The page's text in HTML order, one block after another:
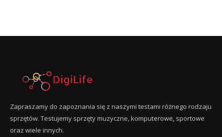
Zapraszamy do zapoznania się z naszymi testami różnego rodzaju
sprzętów. Testujemy sprzęty muzyczne, komputerowe, sportowe
oraz wiele innych.